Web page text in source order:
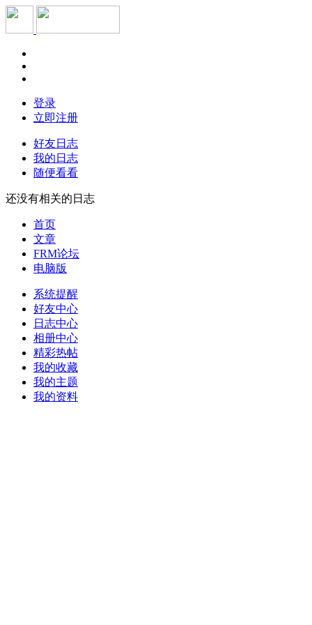
登录
立即注册
好友日志
我的日志
随便看看
还没有相关的日志
首页
文章
FRM论坛
电脑版
系统提醒
好友中心
日志中心
相册中心
精彩热帖
我的收藏
我的主题
我的资料